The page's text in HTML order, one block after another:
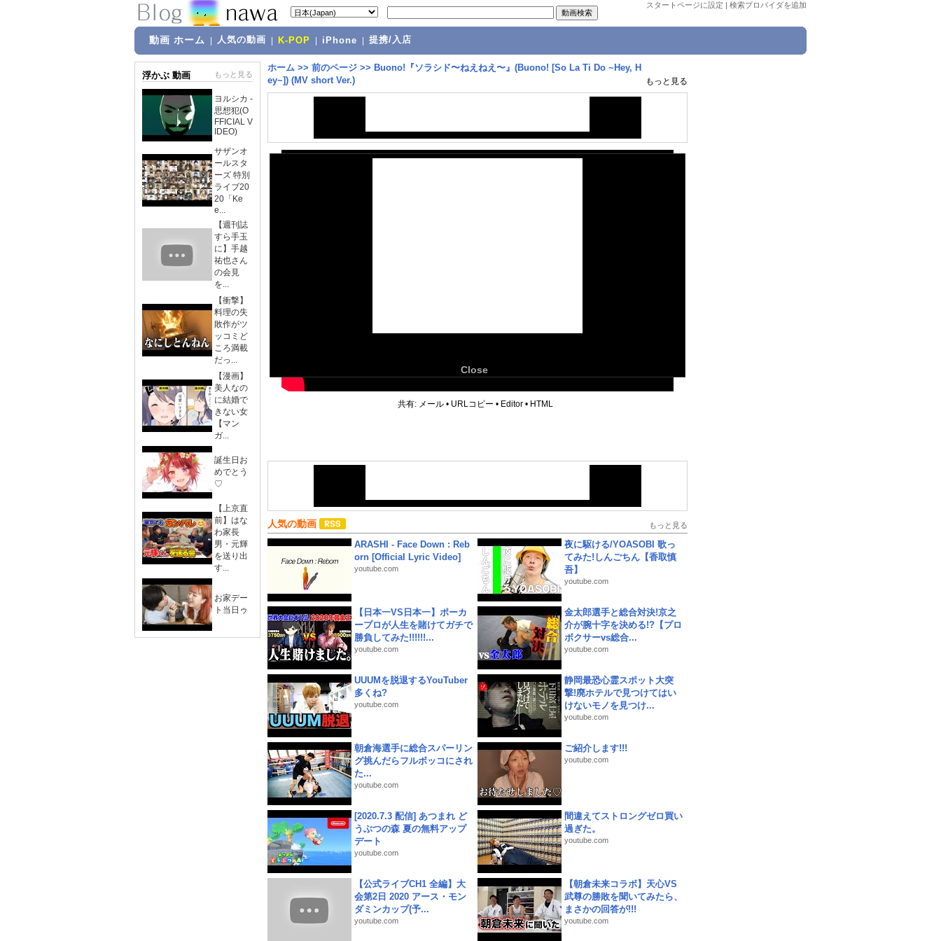
スタートページに設定 | 検索プロバイダを追加
動画 ホーム 人気の動画 K-POP iPhone 提携/入店
浮かぶ 動画 もっと見る
ヨルシカ -
思想犯(O
FFICIAL V
IDEO)
サザンオ
ールスタ
ーズ 特別
ライブ20
20「Ke
e...
【週刊誌
すら手玉
に】手越
祐也さん
の会見
を...
【衝撃】
料理の失
敗作がツ
ッコミど
ころ満載
だっ...
【漫画】
美人なの
に結婚で
きない女
【マン
ガ...
誕生日お
めでとう
♡
【上京直
前】はな
わ家長
男・元輝
を送り出
す...
お家デー
ト当日ゥ
ホーム >> 前のページ >> Buono!『ソラシド〜ねえねえ〜』(Buono! [So La Ti Do ~Hey, H
ey~]) (MV short Ver.)
もっと見る
Close
共有: メール • URLコピー • Editor • HTML
人気の動画 もっと見る
ARASHI - Face Down : Reb
orn [Official Lyric Video]
youtube.com
夜に駆ける/YOASOBI 歌っ
てみた!しんごちん【香取慎
吾】
youtube.com
【日本一VS日本一】ポーカ
ープロが人生を賭けてガチで
勝負してみた!!!!!!...
youtube.com
金太郎選手と総合対決!京之
介が腕十字を決める!?【プロ
ボクサーvs総合...
youtube.com
UUUMを脱退するYouTuber
多くね?
youtube.com
静岡最恐心霊スポット大突
撃!廃ホテルで見つけてはい
けないモノを見つけ...
youtube.com
朝倉海選手に総合スパーリン
グ挑んだらフルボッコにされ
た...
youtube.com
ご紹介します!!!
youtube.com
[2020.7.3 配信] あつまれ ど
うぶつの森 夏の無料アップ
デート
youtube.com
間違えてストロングゼロ買い
過ぎた。
youtube.com
【公式ライブCH1 全編】大
会第2日 2020 アース・モン
ダミンカップ(予...
youtube.com
【朝倉未来コラボ】天心VS
武尊の勝敗を聞いてみたら、
まさかの回答が!!!
youtube.com